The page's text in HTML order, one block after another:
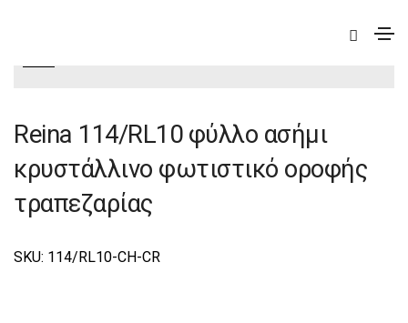
Reina Φωτιστικά Οροφής-Γραμμικά
Reina 114/RL10 φύλλο ασήμι
κρυστάλλινο φωτιστικό οροφής
τραπεζαρίας
SKU: 114/RL10-CH-CR